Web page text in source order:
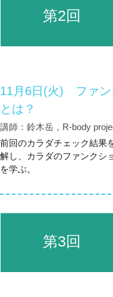
第2回
11月6日(火) ファン
とは？
講師：鈴木岳，R-body
前回のカラダチェック結果
解し、カラダのファンクシ
を学ぶ。
第3回